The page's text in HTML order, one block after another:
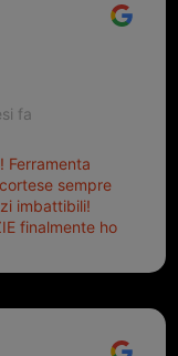
fa
Ferramenta
sempre
imbattibili!
finalmente ho
sono riuscita